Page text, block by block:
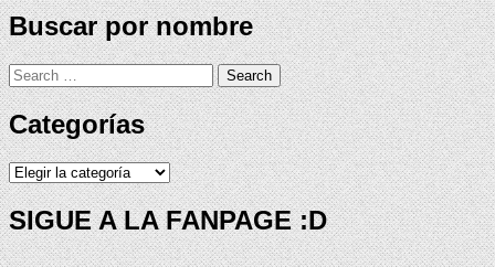
Buscar por nombre
Search
for:
Categorías
Categorías
SIGUE A LA FANPAGE :D